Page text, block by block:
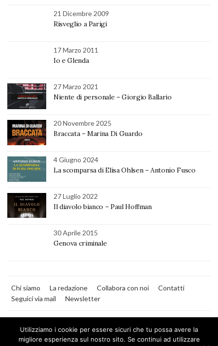
21 Dicembre 2009
Risveglio a Parigi
17 Marzo 2011
Io e Glenda
27 Marzo 2021
Niente di personale – Giorgio Ballario
20 Novembre 2025
Braccata – Marina Di Guardo
4 Giugno 2024
La scomparsa di Elisa Ohlsen – Antonio Fusco
27 Luglio 2022
Il diavolo bianco – Paul Hoffman
30 Aprile 2015
Genova criminale
Chi siamo La redazione Collabora con noi
Contatti
Seguici via mail
Newsletter
Utilizziamo i cookie per essere sicuri che tu possa avere la
migliore esperienza sul nostro sito. Se continui ad utilizzare